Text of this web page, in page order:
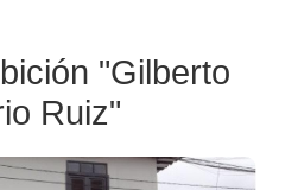
"Gilberto
Ruiz"